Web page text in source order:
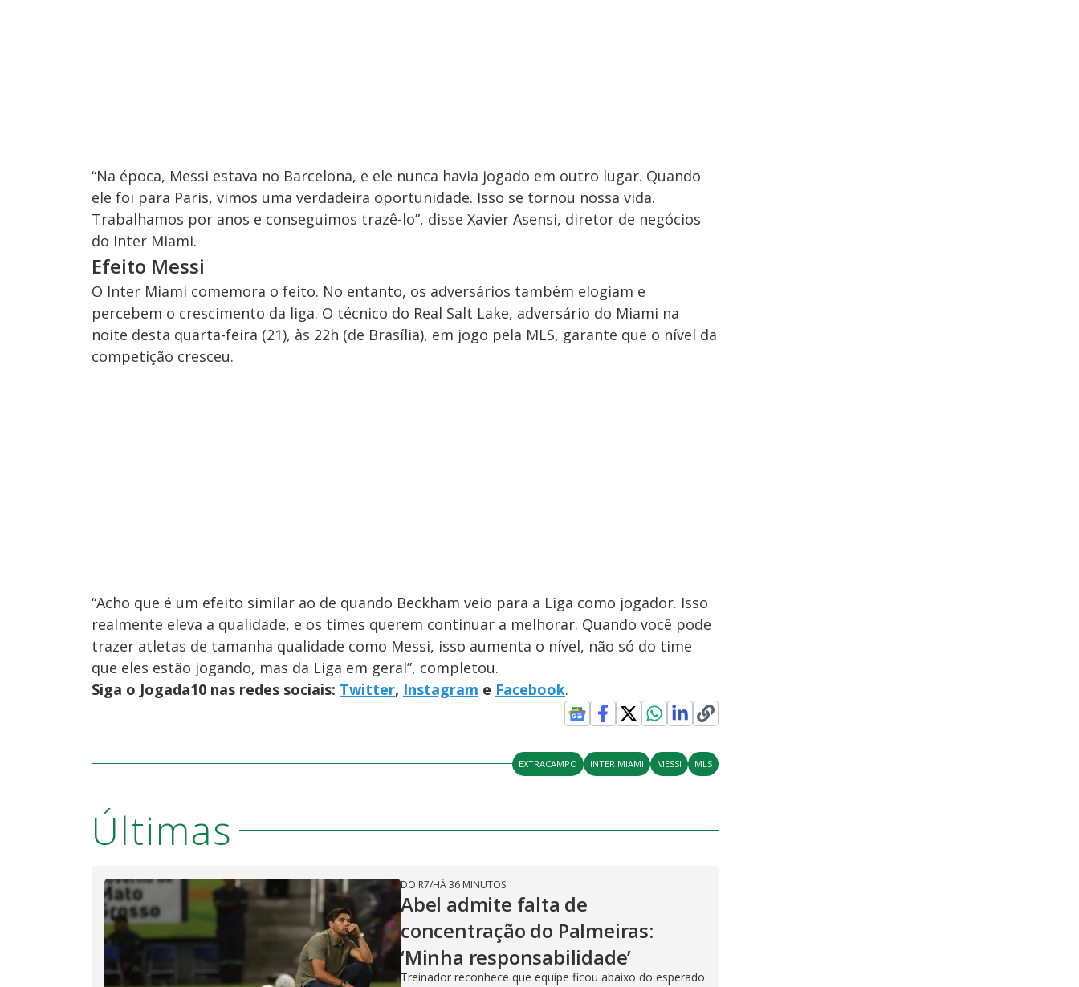
“Na época, Messi estava no Barcelona, e ele nunca havia jogado em outro lugar. Quando
ele foi para Paris, vimos uma verdadeira oportunidade. Isso se tornou nossa vida.
Trabalhamos por anos e conseguimos trazê-lo”, disse Xavier Asensi, diretor de negócios
do Inter Miami.
Efeito Messi
O Inter Miami comemora o feito. No entanto, os adversários também elogiam e
percebem o crescimento da liga. O técnico do Real Salt Lake, adversário do Miami na
noite desta quarta-feira (21), às 22h (de Brasília), em jogo pela MLS, garante que o nível da
competição cresceu.
“Acho que é um efeito similar ao de quando Beckham veio para a Liga como jogador. Isso
realmente eleva a qualidade, e os times querem continuar a melhorar. Quando você pode
trazer atletas de tamanha qualidade como Messi, isso aumenta o nível, não só do time
que eles estão jogando, mas da Liga em geral”, completou.
Siga o Jogada10 nas redes sociais: Twitter, Instagram e Facebook.
EXTRACAMPO INTER MIAMI MESSI MLS
Últimas
DO R7/HÁ 36 MINUTOS
Abel admite falta de
concentração do Palmeiras:
‘Minha responsabilidade’
Treinador reconhece que equipe ficou abaixo do esperado